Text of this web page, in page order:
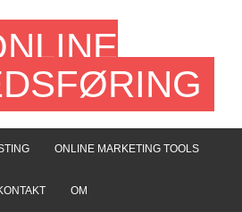
ONLINE MARKETING TOOLS
OM